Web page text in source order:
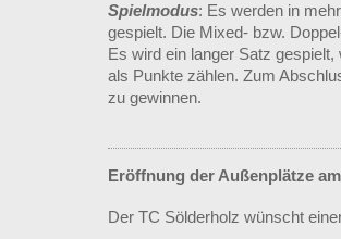
Spielmodus: Es werden in
gespielt. Die Mixed- bzw.
Es wird ein langer Satz
als Punkte zählen. Zum
zu gewinnen.
Eröffnung der Außenplätze
Der TC Sölderholz wünscht